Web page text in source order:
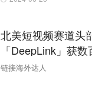
北美短视频赛道头
「DeepLink」获
链接海外达人